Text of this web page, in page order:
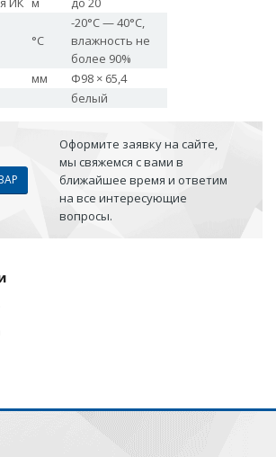
°С
-20°С — 40°С,
влажность не
более 90%
мм
Ф98 × 65,4
белый
Оформите заявку на сайте,
мы свяжемся с вами в
ближайшее время и ответим
на все интересующие
вопросы.